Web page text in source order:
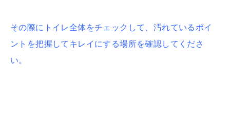
その際にトイレ全体をチェックして、汚れているポイ
ントを把握してキレイにする場所を確認してくださ
い。